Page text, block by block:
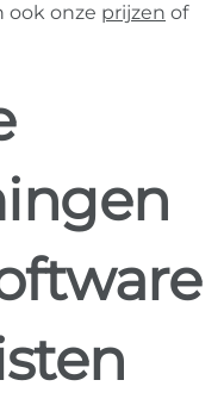
ook onze prijzen of